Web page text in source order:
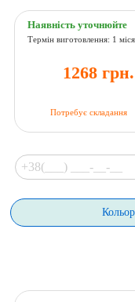
Наявність уточнюйте
Термін виготовлення: 1
1268 грн.
Потребує складання